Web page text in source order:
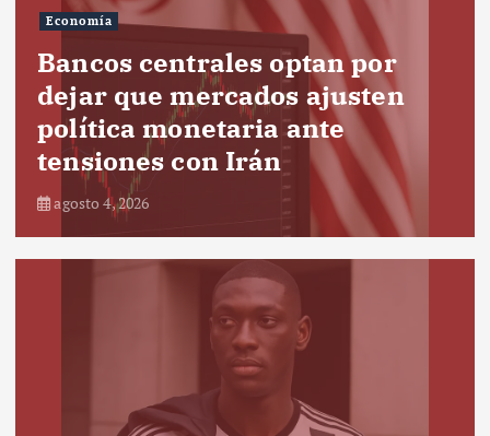
Economía
Bancos centrales optan por
dejar que mercados ajusten
política monetaria ante
tensiones con Irán
agosto 4, 2026